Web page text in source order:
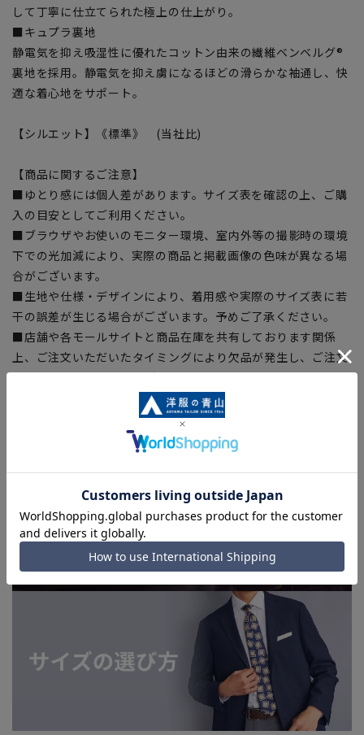
して丁寧に仕立てられた極上の仕上がり。
■キュプラ裏地
静電気を抑え吸湿性に優れたコットン由来の繊維ベンベルグ®
裏地を採用。静電気を抑え虜になるほどの滑らかな袖通し、快
適な着心地をサポート。
【シルエット】《標準》 (当社比)
【商品に関するご注意】
■ゆとり感には個人差があります。サイズ表を確認の上、ご購
入の目安としてご利用ください。
■ブラウザやお使いのモニター環境、室内外等の撮影時の環境
下での光加減により、実際の商品と掲載画像の色味が異なる場
合がございます。
■生地や仕様・デザインにより、着用感や実際のサイズ表に若
干の誤差が生じる場合がございます。予めご了承ください。
■店舗や各モールサイトと商品在庫を共有しております関係
上、ご注文いただいたタイミングにより欠品が発生し、ご注文
を完了できない場合がございます。予めご了承ください。(お
急ぎ発送のご注文につきましても、ご注文のタイミングによっ
てはお急ぎ発送サービスを選択できない場合がございます。)